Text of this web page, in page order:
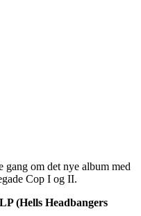
gang om det nye album med
Cop I og II.
(Hells Headbangers